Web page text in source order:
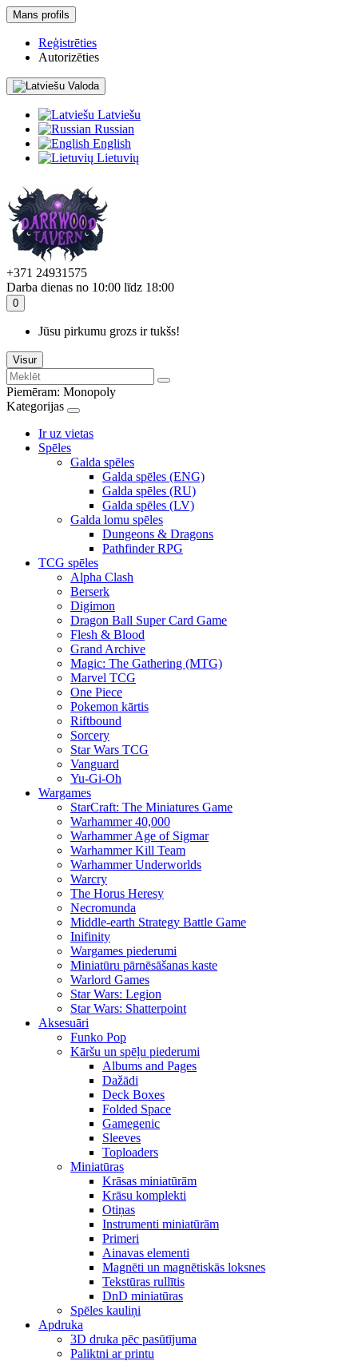
Mans profils
Reģistrēties
Autorizēties
Valoda
Latviešu
Russian
English
Lietuvių
+371 24931575
Darba dienas no 10:00 līdz 18:00
0
Jūsu pirkumu grozs ir tukšs!
Visur
Piemēram: Monopoly
Kategorijas
Ir uz vietas
Spēles
Galda spēles
Galda spēles (ENG)
Galda spēles (RU)
Galda spēles (LV)
Galda lomu spēles
Dungeons & Dragons
Pathfinder RPG
TCG spēles
Alpha Clash
Berserk
Digimon
Dragon Ball Super Card Game
Flesh & Blood
Grand Archive
Magic: The Gathering (MTG)
Marvel TCG
One Piece
Pokemon kārtis
Riftbound
Sorcery
Star Wars TCG
Vanguard
Yu-Gi-Oh
Wargames
StarCraft: The Miniatures Game
Warhammer 40,000
Warhammer Age of Sigmar
Warhammer Kill Team
Warhammer Underworlds
Warcry
The Horus Heresy
Necromunda
Middle-earth Strategy Battle Game
Inifinity
Wargames piederumi
Miniatūru pārnēsāšanas kaste
Warlord Games
Star Wars: Legion
Star Wars: Shatterpoint
Aksesuāri
Funko Pop
Kāršu un spēļu piederumi
Albums and Pages
Dažādi
Deck Boxes
Folded Space
Gamegenic
Sleeves
Toploaders
Miniatūras
Krāsas miniatūrām
Krāsu komplekti
Otiņas
Instrumenti miniatūrām
Primeri
Ainavas elementi
Magnēti un magnētiskās loksnes
Tekstūras rullītis
DnD miniatūras
Spēles kauliņi
Apdruka
3D druka pēc pasūtījuma
Paliktni ar printu